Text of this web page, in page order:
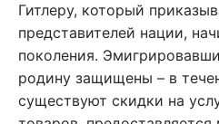
Гитлеру, который
представителей нации,
поколения.
родину защищены – в
существуют скидки на